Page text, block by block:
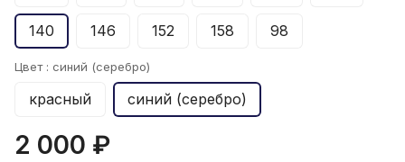
140 146 152 158 98
Цвет : синий (серебро)
красный синий (серебро)
2 000 ₽